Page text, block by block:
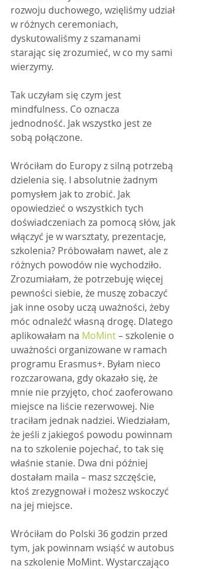
rozwoju duchowego, wzięliśmy udział
w różnych ceremoniach,
dyskutowaliśmy z szamanami
starając się zrozumieć, w co my sami
wierzymy.
Tak uczyłam się czym jest
mindfulness. Co oznacza
jednodność. Jak wszystko jest ze
sobą połączone.
Wróciłam do Europy z silną potrzebą
dzielenia się. I absolutnie żadnym
pomysłem jak to zrobić. Jak
opowiedzieć o wszystkich tych
doświadczeniach za pomocą słów, jak
włączyć je w warsztaty, prezentacje,
szkolenia? Próbowałam nawet, ale z
różnych powodów nie wychodziło.
Zrozumiałam, że potrzebuję więcej
pewności siebie, że muszę zobaczyć
jak inne osoby uczą uważności, żeby
móc odnaleźć własną drogę. Dlatego
aplikowałam na MoMint – szkolenie o
uważności organizowane w ramach
programu Erasmus+. Byłam nieco
rozczarowana, gdy okazało się, że
mnie nie przyjęto, choć zaoferowano
miejsce na liście rezerwowej. Nie
traciłam jednak nadziei. Wiedziałam,
że jeśli z jakiegoś powodu powinnam
na to szkolenie pojechać, to tak się
właśnie stanie. Dwa dni później
dostałam maila – masz szczęście,
ktoś zrezygnował i możesz wskoczyć
na jej miejsce.
Wróciłam do Polski 36 godzin przed
tym, jak powinnam wsiąść w autobus
na szkolenie MoMint. Wystarczająco